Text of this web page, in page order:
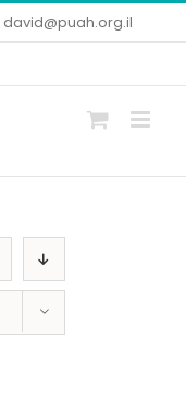
david@puah.org.il